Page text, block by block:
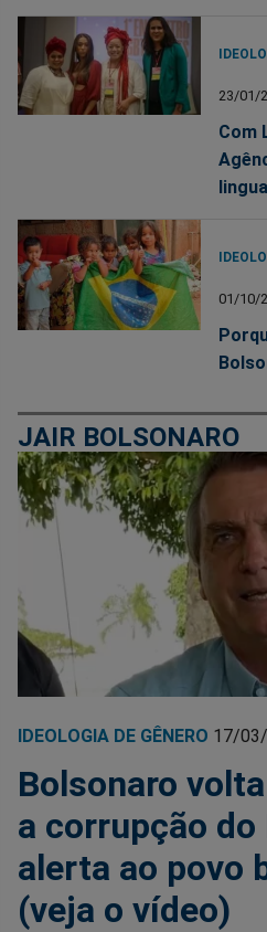
23/01/
Com
01/10/
JAIR BOLSONARO
IDEOLOGIA DE GÊNERO 17/
Bolsonaro
a corrupção do
alerta ao povo
(veja o vídeo)